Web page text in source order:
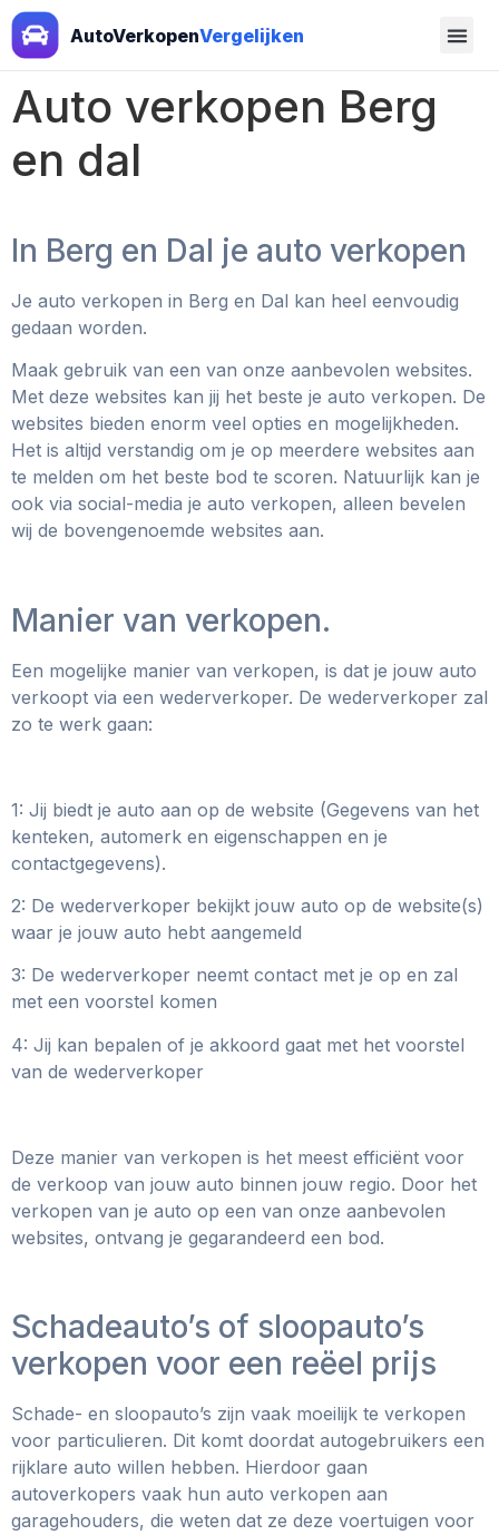
AutoVerkopenVergelijken
Auto verkopen Berg
en dal
In Berg en Dal je auto verkopen
Je auto verkopen in Berg en Dal kan heel eenvoudig
gedaan worden.
Maak gebruik van een van onze aanbevolen websites.
Met deze websites kan jij het beste je auto verkopen. De
websites bieden enorm veel opties en mogelijkheden.
Het is altijd verstandig om je op meerdere websites aan
te melden om het beste bod te scoren. Natuurlijk kan je
ook via social-media je auto verkopen, alleen bevelen
wij de bovengenoemde websites aan.
Manier van verkopen.
Een mogelijke manier van verkopen, is dat je jouw auto
verkoopt via een wederverkoper. De wederverkoper zal
zo te werk gaan:
1: Jij biedt je auto aan op de website (Gegevens van het
kenteken, automerk en eigenschappen en je
contactgegevens).
2: De wederverkoper bekijkt jouw auto op de website(s)
waar je jouw auto hebt aangemeld
3: De wederverkoper neemt contact met je op en zal
met een voorstel komen
4: Jij kan bepalen of je akkoord gaat met het voorstel
van de wederverkoper
Deze manier van verkopen is het meest efficiënt voor
de verkoop van jouw auto binnen jouw regio. Door het
verkopen van je auto op een van onze aanbevolen
websites, ontvang je gegarandeerd een bod.
Schadeauto’s of sloopauto’s
verkopen voor een reëel prijs
Schade- en sloopauto’s zijn vaak moeilijk te verkopen
voor particulieren. Dit komt doordat autogebruikers een
rijklare auto willen hebben. Hierdoor gaan
autoverkopers vaak hun auto verkopen aan
garagehouders, die weten dat ze deze voertuigen voor